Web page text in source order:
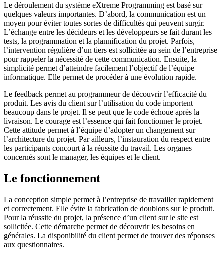
Le déroulement du système eXtreme Programming est basé sur
quelques valeurs importantes. D’abord, la communication est un
moyen pour éviter toutes sortes de difficultés qui peuvent surgir.
L’échange entre les décideurs et les développeurs se fait durant les
tests, la programmation et la plannification du projet. Parfois,
l’intervention régulière d’un tiers est sollicitée au sein de l’entreprise
pour rappeler la nécessité de cette communication. Ensuite, la
simplicité permet d’atteindre facilement l’objectif de l’équipe
informatique. Elle permet de procéder à une évolution rapide.
Le feedback permet au programmeur de découvrir l’efficacité du
produit. Les avis du client sur l’utilisation du code importent
beaucoup dans le projet. Il se peut que le code échoue après la
livraison. Le courage est l’essence qui fait fonctionner le projet.
Cette attitude permet à l’équipe d’adopter un changement sur
l’architecture du projet. Par ailleurs, l’instauration du respect entre
les participants concourt à la réussite du travail. Les organes
concernés sont le manager, les équipes et le client.
Le fonctionnement
La conception simple permet à l’entreprise de travailler rapidement
et correctement. Elle évite la fabrication de doublons sur le produit.
Pour la réussite du projet, la présence d’un client sur le site est
sollicitée. Cette démarche permet de découvrir les besoins en
générales. La disponibilité du client permet de trouver des réponses
aux questionnaires.